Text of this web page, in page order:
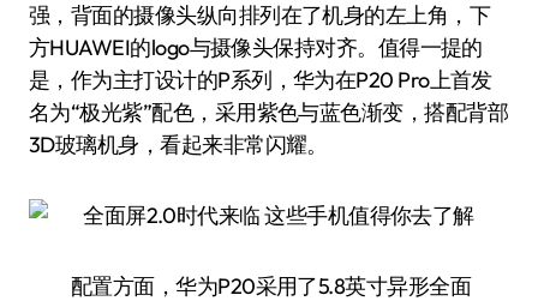
强，背面的摄像头纵向排列在了机身的左上角，下
方HUAWEI的logo与摄像头保持对齐。值得一提的
是，作为主打设计的P系列，华为在P20 Pro上首发
名为“极光紫”配色，采用紫色与蓝色渐变，搭配背部
3D玻璃机身，看起来非常闪耀。
配置方面，华为P20采用了5.8英寸异形全面